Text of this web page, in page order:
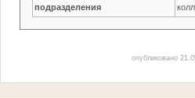
подразделения
опубликовано